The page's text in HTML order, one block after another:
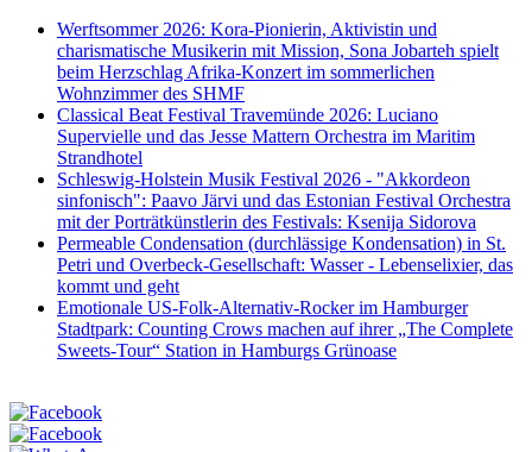
Werftsommer 2026: Kora-Pionierin, Aktivistin und
charismatische Musikerin mit Mission, Sona Jobarteh spielt
beim Herzschlag Afrika-Konzert im sommerlichen
Wohnzimmer des SHMF
Classical Beat Festival Travemünde 2026: Luciano
Supervielle und das Jesse Mattern Orchestra im Maritim
Strandhotel
Schleswig-Holstein Musik Festival 2026 - "Akkordeon
sinfonisch": Paavo Järvi und das Estonian Festival Orchestra
mit der Porträtkünstlerin des Festivals: Ksenija Sidorova
Permeable Condensation (durchlässige Kondensation) in St.
Petri und Overbeck-Gesellschaft: Wasser - Lebenselixier, das
kommt und geht
Emotionale US-Folk-Alternativ-Rocker im Hamburger
Stadtpark: Counting Crows machen auf ihrer „The Complete
Sweets-Tour“ Station in Hamburgs Grünoase